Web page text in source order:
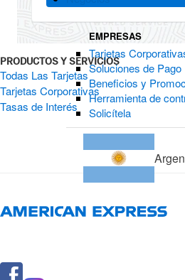
EMPRESAS
Tarjetas
Soluciones de Pago
Beneficios y
Herramienta de
Solicítela
PRODUCTOS Y SERVICIOS
Todas Las Tarjetas
Tarjetas Corporativas
Tasas de Interés